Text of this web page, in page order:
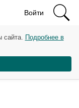
Войти
сайта. Подробнее в